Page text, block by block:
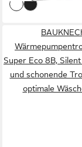
Super Eco 8B,
und schonende
optimale